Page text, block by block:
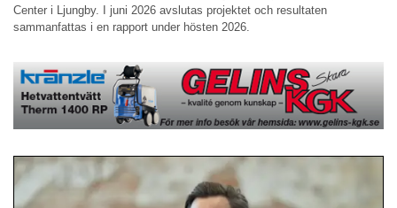
Center i Ljungby. I juni 2026 avslutas projektet och resultaten
sammanfattas i en rapport under hösten 2026.